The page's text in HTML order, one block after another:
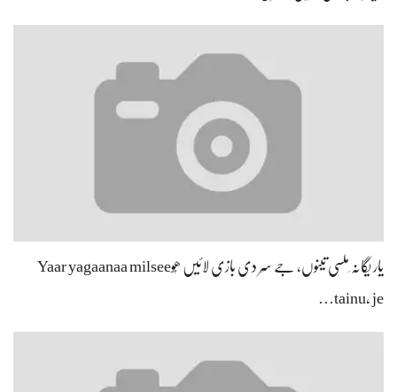
یار یگانہ ِملسی تینوں، جے سِر دی بازی لائیں ھُوYaar yagaanaa milsee
tainu, je…